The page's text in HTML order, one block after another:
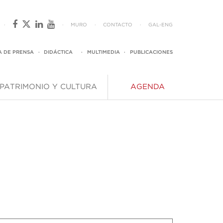
· · MURO · CONTACTO · GAL- ENG
DE PRENSA · DIDÁCTICA · MULTIMEDIA · PUBLICACIONES
PATRIMONIO Y CULTURA AGENDA